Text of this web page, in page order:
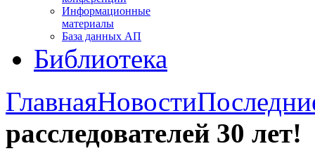
Информационные
материалы
База данных АП
Библиотека
ГлавнаяНовости
расследователей 30 лет!